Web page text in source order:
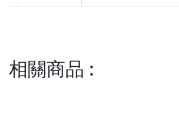
相關商品 :